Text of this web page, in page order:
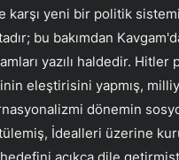
karşı yeni bir politik
bu bakımdan
yazılı haldedir. Hitler
eleştirisini yapmış,
dönemin
İdealleri üzerine